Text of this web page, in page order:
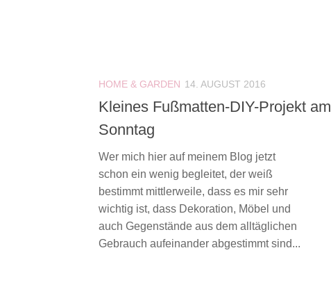
HOME & GARDEN 14. AUGUST 2016
Kleines Fußmatten-DIY-Projekt am
Sonntag
Wer mich hier auf meinem Blog jetzt
schon ein wenig begleitet, der weiß
bestimmt mittlerweile, dass es mir sehr
wichtig ist, dass Dekoration, Möbel und
auch Gegenstände aus dem alltäglichen
Gebrauch aufeinander abgestimmt sind...